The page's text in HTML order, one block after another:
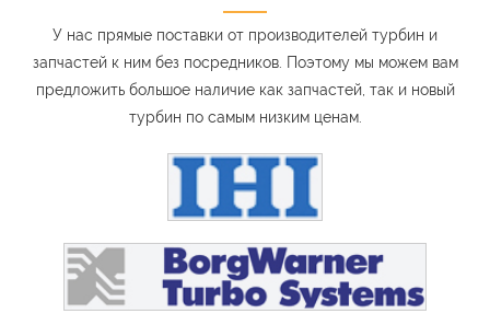
У нас прямые поставки от производителей турбин и
запчастей к ним без посредников. Поэтому мы можем вам
предложить большое наличие как запчастей, так и новый
турбин по самым низким ценам.